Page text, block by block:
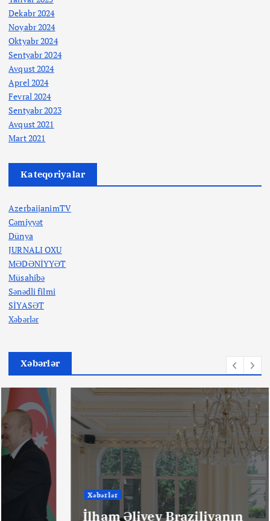
Dekabr 2024
Noyabr 2024
Oktyabr 2024
Sentyabr 2024
Avqust 2024
Aprel 2024
Fevral 2024
Sentyabr 2023
Avqust 2021
Mart 2021
Kateqoriyalar
AzerbaijanimTV
Cəmiyyət
Dünya
JURNALI OXU
MƏDƏNİYYƏT
Müsahibə
Sənədli filmi
SİYASƏT
Xəbərlər
Xəbərlər
Xəbərlər
İlham Əliyev Braziliyanın